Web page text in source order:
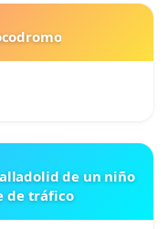
de un niño
de tráfico